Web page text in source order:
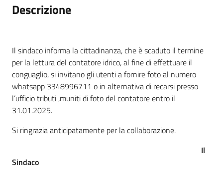
Descrizione
Il sindaco informa la cittadinanza, che è scaduto il termine
per la lettura del contatore idrico, al fine di effettuare il
conguaglio, si invitano gli utenti a fornire foto al numero
whatsapp 3348996711 o in alternativa di recarsi presso
l’ufficio tributi ,muniti di foto del contatore entro il
31.01.2025.
Si ringrazia anticipatamente per la collaborazione.
Il
Sindaco